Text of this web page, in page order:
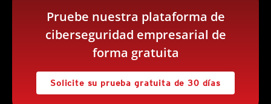
Pruebe nuestra plataforma de
ciberseguridad empresarial de
forma gratuita
Solicite su prueba gratuita de 30 días